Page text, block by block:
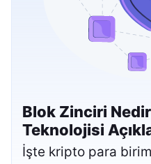
Blok Zinciri
Teknolojisi
İşte kripto para